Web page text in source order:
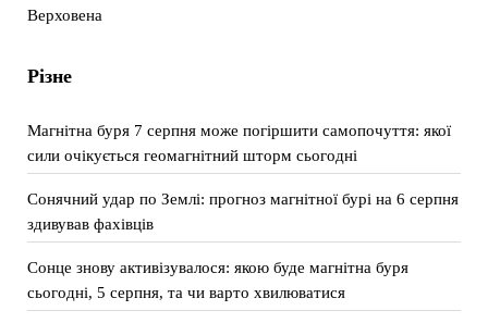
Верховена
Різне
Магнітна буря 7 серпня може погіршити самопочуття: якої
сили очікується геомагнітний шторм сьогодні
Сонячний удар по Землі: прогноз магнітної бурі на 6 серпня
здивував фахівців
Сонце знову активізувалося: якою буде магнітна буря
сьогодні, 5 серпня, та чи варто хвилюватися